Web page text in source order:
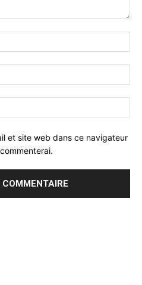
et site web dans ce navigateur